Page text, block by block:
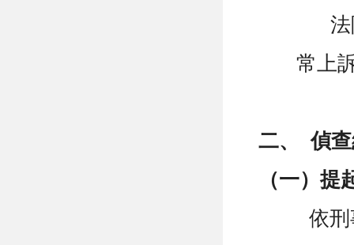
常上
二、
偵
（一）提
依